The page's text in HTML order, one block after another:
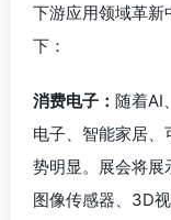
下游应用领域革新
下：
消费电子： 随着AI
电子、智能家居、
势明显。展会将展
图像传感器、3D